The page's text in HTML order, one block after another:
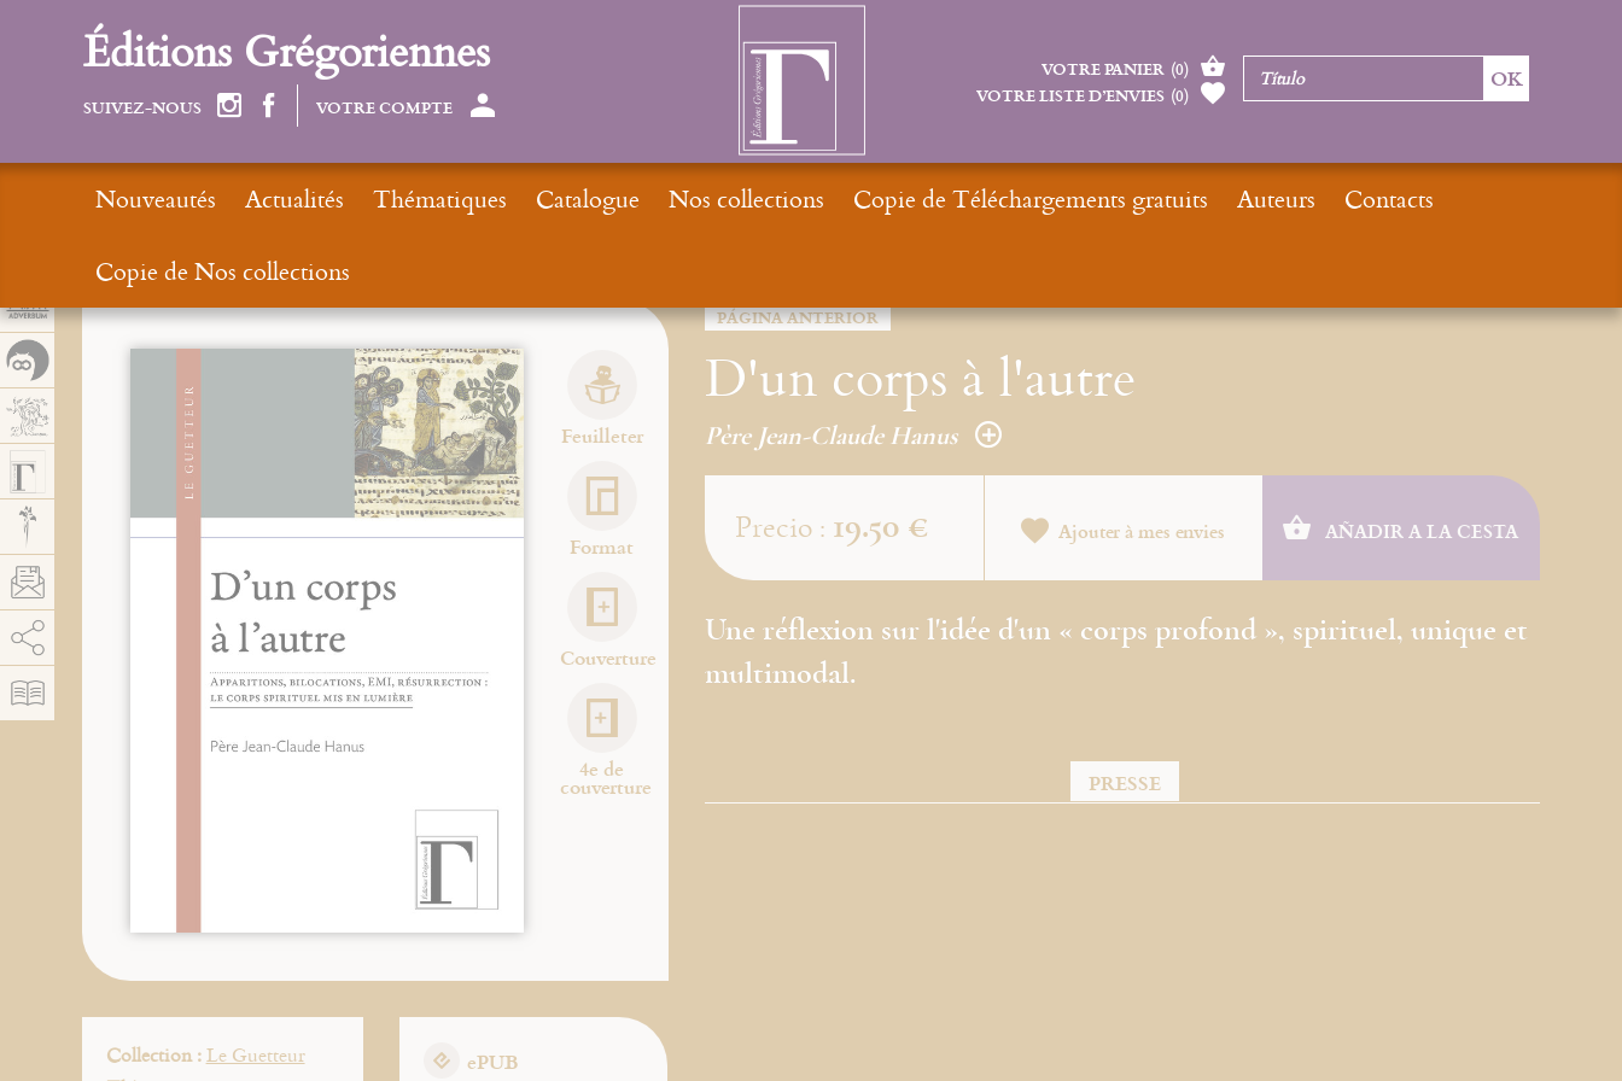
PÁGINA ANTERIOR
D'un corps à l'autre
Père Jean-Claude Hanus
Feuilleter
Format
Couverture
4e de
couverture
Collection :Le Guetteur
ePUB
Precio : 19.50 € Ajouter à mes envies AÑADIR A LA CESTA
Une réflexion sur l'idée d'un « corps profond », spirituel, unique et
multimodal.
PRESSE
Éditions Grégoriennes
SUIVEZ-NOUS VOTRE COMPTE
VOTRE PANIER (0)
VOTRE LISTE D’ENVIES (0)
Nouveautés Actualités Thématiques Catalogue Nos collections Copie de Téléchargements gratuits Auteurs
Contacts
Copie de Nos collections
Permitir
Panel de gestión de cookies